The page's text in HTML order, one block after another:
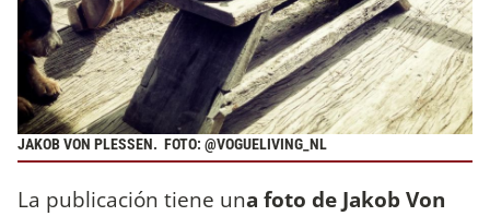
JAKOB VON PLESSEN. FOTO: @VOGUELIVING_NL
La publicación tiene una foto de Jakob Von